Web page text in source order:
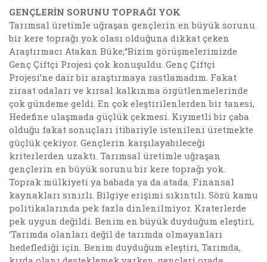
GENÇLERİN SORUNU TOPRAĞI YOK
Tarımsal üretimle uğraşan gençlerin en büyük sorunu
bir kere toprağı yok olası olduğuna dikkat çeken
Araştırmacı Atakan Büke;“Bizim görüşmelerimizde
Genç Çiftçi Projesi çok konuşuldu. Genç Çiftçi
Projesi’ne dair bir araştırmaya rastlamadım. Fakat
ziraat odaları ve kırsal kalkınma örgütlenmelerinde
çok gündeme geldi. En çok eleştirilenlerden bir tanesi,
Hedefine ulaşmada güçlük çekmesi. Kıymetli bir çaba
olduğu fakat sonuçları itibariyle istenileni üretmekte
güçlük çekiyor. Gençlerin karşılayabileceği
kriterlerden uzaktı. Tarımsal üretimle uğraşan
gençlerin en büyük sorunu bir kere toprağı yok.
Toprak mülkiyeti ya babada ya da atada. Finansal
kaynakları sınırlı. Bilgiye erişimi sıkıntılı. Sözü kamu
politikalarında pek fazla dinlenilmiyor. Kraterlerde
pek uygun değildi. Benim en büyük duyduğum eleştiri,
‘Tarımda olanları değil de tarımda olmayanları
hedeflediği için. Benim duyduğum eleştiri, Tarımda,